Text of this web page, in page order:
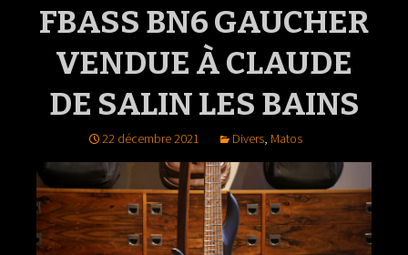
FBASS BN6 GAUCHER
VENDUE À CLAUDE
DE SALIN LES BAINS
22 décembre 2021 Divers, Matos